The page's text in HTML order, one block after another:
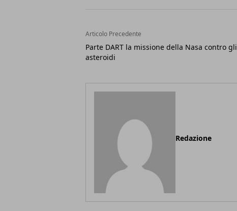
Articolo Precedente
Parte DART la missione della Nasa contro gli
asteroidi
Redazione